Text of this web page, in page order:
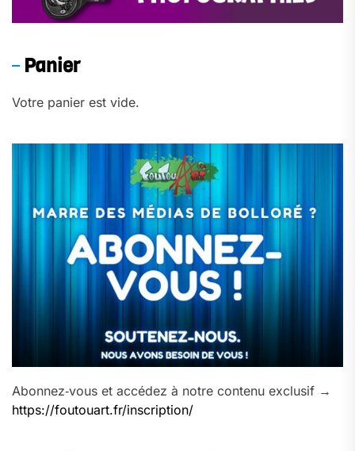
Panier
Votre panier est vide.
Abonnez‑vous et accédez à notre contenu exclusif →
https://foutouart.fr/inscription/